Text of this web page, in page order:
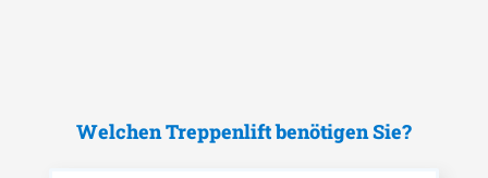
Welchen Treppenlift benötigen Sie?